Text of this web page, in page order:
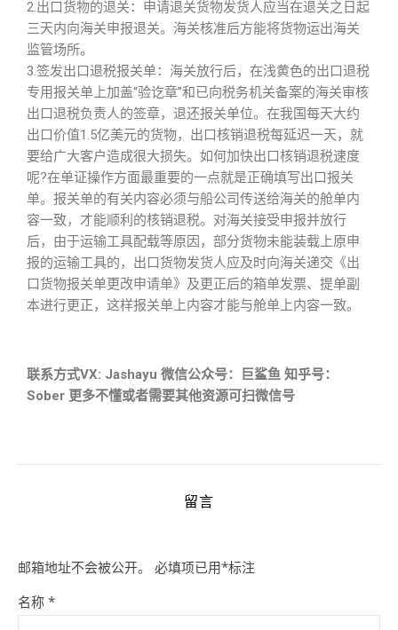
2.出口货物的退关：申请退关货物发货人应当在退关之日起
三天内向海关申报退关。海关核准后方能将货物运出海关
监管场所。
3.签发出口退税报关单：海关放行后，在浅黄色的出口退税
专用报关单上加盖“验讫章”和已向税务机关备案的海关审核
出口退税负责人的签章，退还报关单位。在我国每天大约
出口价值1.5亿美元的货物，出口核销退税每延迟一天，就
要给广大客户造成很大损失。如何加快出口核销退税速度
呢?在单证操作方面最重要的一点就是正确填写出口报关
单。报关单的有关内容必须与船公司传送给海关的舱单内
容一致，才能顺利的核销退税。对海关接受申报并放行
后，由于运输工具配载等原因，部分货物未能装载上原申
报的运输工具的，出口货物发货人应及时向海关递交《出
口货物报关单更改申请单》及更正后的箱单发票、提单副
本进行更正，这样报关单上内容才能与舱单上内容一致。
联系方式VX: Jashayu 微信公众号：巨鲨鱼 知乎号：
Sober 更多不懂或者需要其他资源可扫微信号
留言
邮箱地址不会被公开。 必填项已用*标注
名称 *